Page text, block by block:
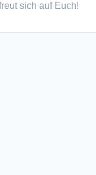
sich auf Euch!